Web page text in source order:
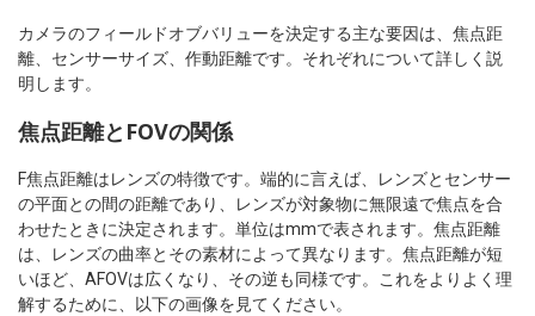
カメラのフィールドオブバリューを決定する主な要因は、焦点距
離、センサーサイズ、作動距離です。それぞれについて詳しく説
明します。
焦点距離とFOVの関係
F焦点距離はレンズの特徴です。端的に言えば、レンズとセンサー
の平面との間の距離であり、レンズが対象物に無限遠で焦点を合
わせたときに決定されます。単位はmmで表されます。焦点距離
は、レンズの曲率とその素材によって異なります。焦点距離が短
いほど、AFOVは広くなり、その逆も同様です。これをよりよく理
解するために、以下の画像を見てください。